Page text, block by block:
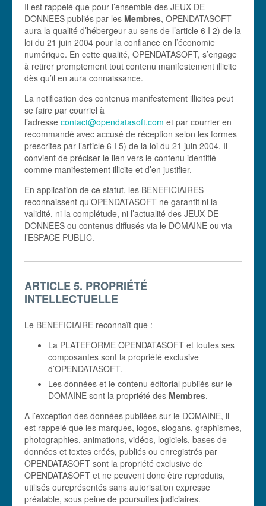
Il est rappelé que pour l’ensemble des JEUX DE
DONNEES publiés par les Membres, OPENDATASOFT
aura la qualité d’hébergeur au sens de l’article 6 I 2) de la
loi du 21 juin 2004 pour la confiance en l’économie
numérique. En cette qualité, OPENDATASOFT, s’engage
à retirer promptement tout contenu manifestement illicite
dès qu’il en aura connaissance.
La notification des contenus manifestement illicites peut
se faire par courriel à
l’adresse contact@opendatasoft.com et par courrier en
recommandé avec accusé de réception selon les formes
prescrites par l’article 6 I 5) de la loi du 21 juin 2004. Il
convient de préciser le lien vers le contenu identifié
comme manifestement illicite et d’en justifier.
En application de ce statut, les BENEFICIAIRES
reconnaissent qu’OPENDATASOFT ne garantit ni la
validité, ni la complétude, ni l’actualité des JEUX DE
DONNEES ou contenus diffusés via le DOMAINE ou via
l’ESPACE PUBLIC.
ARTICLE 5. PROPRIÉTÉ
INTELLECTUELLE
Le BENEFICIAIRE reconnaît que :
La PLATEFORME OPENDATASOFT et toutes ses
composantes sont la propriété exclusive
d’OPENDATASOFT.
Les données et le contenu éditorial publiés sur le
DOMAINE sont la propriété des Membres.
A l’exception des données publiées sur le DOMAINE, il
est rappelé que les marques, logos, slogans, graphismes,
photographies, animations, vidéos, logiciels, bases de
données et textes créés, publiés ou enregistrés par
OPENDATASOFT sont la propriété exclusive de
OPENDATASOFT et ne peuvent donc être reproduits,
utilisés oureprésentés sans autorisation expresse
préalable, sous peine de poursuites judiciaires.